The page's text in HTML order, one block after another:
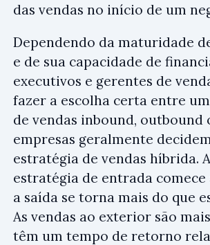
das vendas no início de um
Dependendo da maturidade
e de sua capacidade de
executivos e gerentes de
fazer a escolha certa entre
de vendas inbound, outbound
empresas geralmente
estratégia de vendas híbrida.
estratégia de entrada
a saída se torna mais do que
As vendas ao exterior são
têm um tempo de retorno